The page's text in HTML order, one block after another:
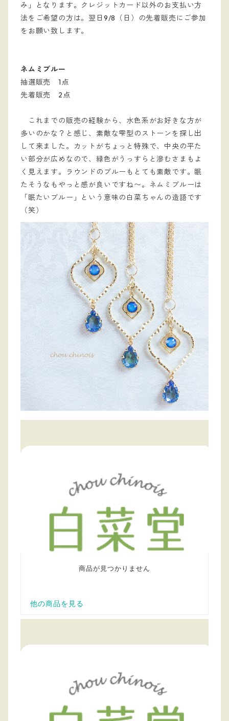
み」となります。クレジットカード以外のお支払い方
法をご希望の方は。翌日9/8（日）の先着販売にご参加
をお願い致します。
ネムミブルー
抽選販売 1点
先着販売 2点
これまでの販売の経験から、水色系がお好きな方が
多いのかな？と感じ、素敵な雫型のストーンを探し出
して来ました。カットがちょっと特殊で、中央の平た
い部分が広めなので、緑色がうっすらと滲むさまもよ
く見えます。ラウンドのブルーもとても素敵です。眠
たそうなもやっと感が良いですね〜。ネムミブルーは
「眠たいブルー」という意味の白菜ちゃんの造語です
（笑）